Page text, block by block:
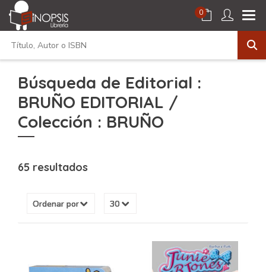
0
Búsqueda de Editorial :
BRUÑO EDITORIAL /
Colección : BRUÑO
65 resultados